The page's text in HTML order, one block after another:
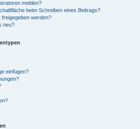
melden?
beim Schreiben eines Beitrags?
werden?
neu?
einfügen?